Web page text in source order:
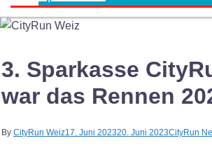
3. Sparkasse
war das Rennen
By CityRun Weiz17. Juni 202320. Juni 2023CityRun